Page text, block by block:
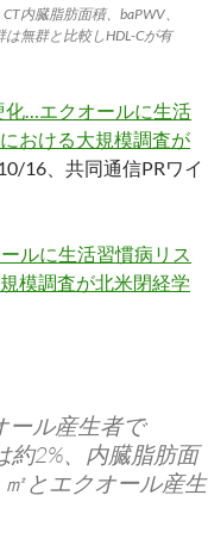
内臓脂肪面積、baPWV、
無群と比較しHDL-Cが有
化…エクオールに生活
おける大規模調査が
16、共同通信PRワイ
ルに生活習慣病リス
模調査が北米閉経学
ール産生者で
約2%、内臓脂肪面
とエクオール産生